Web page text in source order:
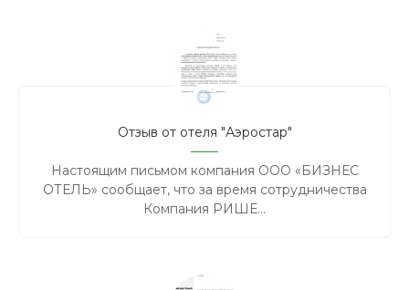
Отзыв от отеля "Аэростар"
Настоящим письмом компания ООО «БИЗНЕС
ОТЕЛЬ» сообщает, что за время сотрудничества
Компания РИШЕ...